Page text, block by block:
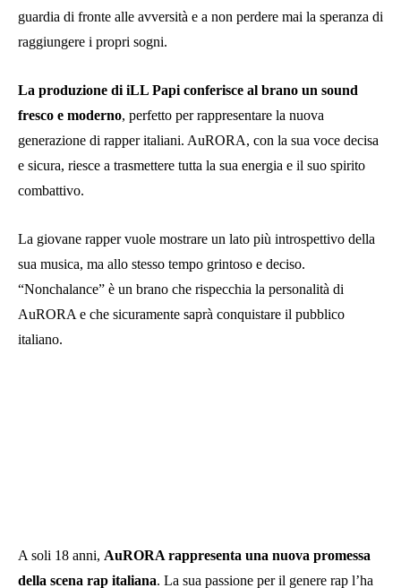
guardia di fronte alle avversità e a non perdere mai la speranza di
raggiungere i propri sogni.
La produzione di iLL Papi conferisce al brano un sound
fresco e moderno, perfetto per rappresentare la nuova
generazione di rapper italiani. AuRORA, con la sua voce decisa
e sicura, riesce a trasmettere tutta la sua energia e il suo spirito
combattivo.
La giovane rapper vuole mostrare un lato più introspettivo della
sua musica, ma allo stesso tempo grintoso e deciso.
“Nonchalance” è un brano che rispecchia la personalità di
AuRORA e che sicuramente saprà conquistare il pubblico
italiano.
A soli 18 anni, AuRORA rappresenta una nuova promessa
della scena rap italiana. La sua passione per il genere rap l’ha